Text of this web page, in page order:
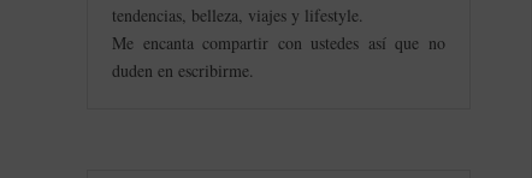
tendencias, belleza, viajes y lifestyle.
Me encanta compartir con ustedes así que no
duden en escribirme.